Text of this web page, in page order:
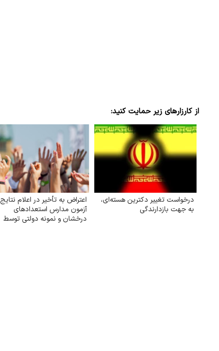
از کارزارهای زیر حمایت کنید:
درخواست تغییر دکترین هسته‌ای،
به جهت بازدارندگی
اعتراض به تأخیر در اعلام نتایج
آزمون مدارس استعدادهای
درخشان و نمونه دولتی توسط